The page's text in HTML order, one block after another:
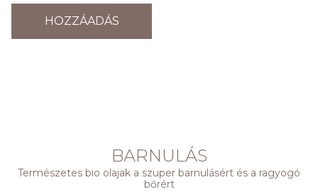
HOZZÁADÁS
BARNULÁS
Természetes bio olajak a szuper barnulásért és a ragyogó
bőrért